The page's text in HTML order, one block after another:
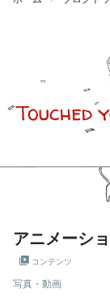
アニメーシ
コンテンツ
写真・動画